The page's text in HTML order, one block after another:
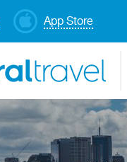
App Store